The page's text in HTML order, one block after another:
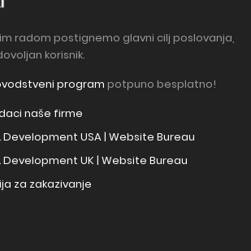
radom postignemo glavni cilj poslovanja,
korisnik.
program potpuno besplatno!
naše firme
USA | Website Bureau
UK | Website Bureau
za zakazivanje